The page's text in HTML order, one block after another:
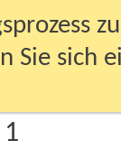
Sie sich